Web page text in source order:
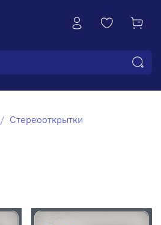
Стереооткрытки